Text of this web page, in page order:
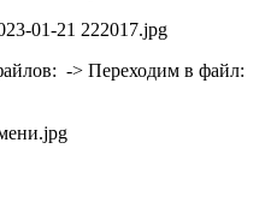
-> Переходим в файл: